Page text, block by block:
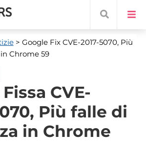
> Google Fix CVE-2017-5070, Più
Chrome 59
CVE-
Più falle di
in Chrome